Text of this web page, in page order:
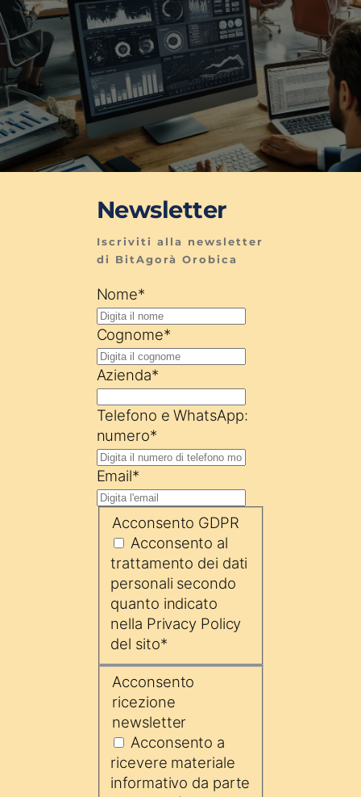
Newsletter
Iscriviti alla newsletter
di BitAgorà Orobica
Nome*
Cognome*
Azienda*
Telefono e WhatsApp:
numero*
Email*
Acconsento GDPR
Acconsento al
trattamento dei dati
personali secondo
quanto indicato
nella Privacy Policy
del sito*
Acconsento
ricezione
newsletter
Acconsento a
ricevere materiale
informativo da parte